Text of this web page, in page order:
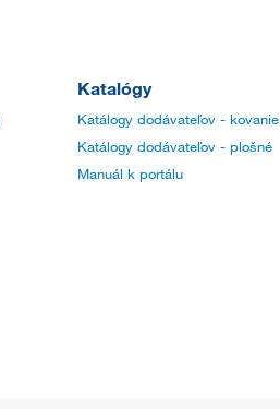
Katalógy
Katálogy dodávateľov - kovanie
Katálogy dodávateľov - plošné
Manuál k portálu